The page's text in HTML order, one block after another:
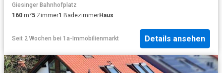
Giesinger Bahnhofplatz
160 m²5 Zimmer1 BadezimmerHaus
Seit 2 Wochen bei 1a-Immobilienmarkt Details ansehen